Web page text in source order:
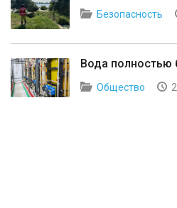
Безопасность
Вода полностью
Общество